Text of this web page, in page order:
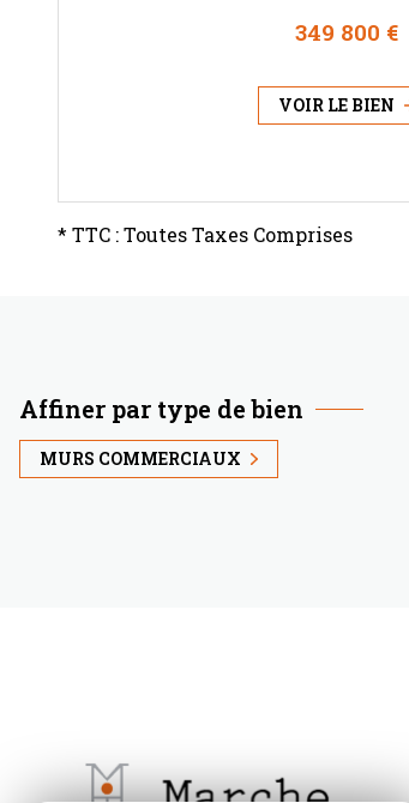
349 800 €
VOIR LE BIEN
* TTC : Toutes Taxes Comprises
Affiner par type de bien
MURS COMMERCIAUX